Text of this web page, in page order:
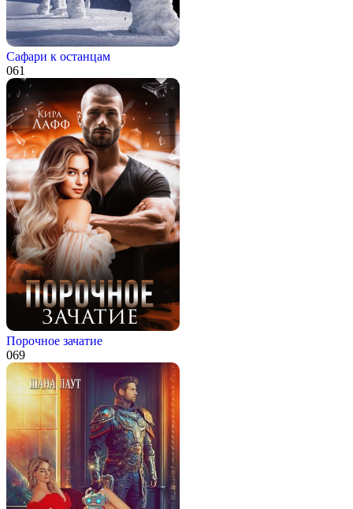
Сафари к останцам
061
Порочное зачатие
069